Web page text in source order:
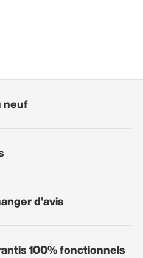
neuf
d'avis
100% fonctionnels